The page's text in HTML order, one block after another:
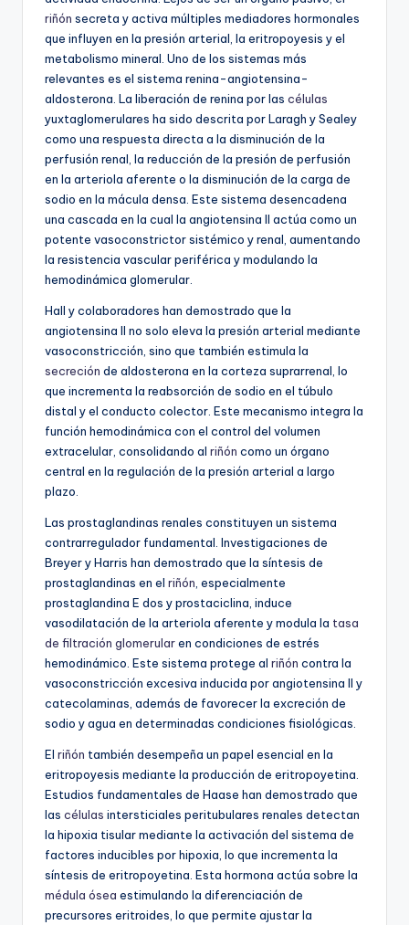
riñón secreta y activa múltiples mediadores hormonales
que influyen en la presión arterial, la eritropoyesis y el
metabolismo mineral. Uno de los sistemas más
relevantes es el sistema renina-angiotensina-
aldosterona. La liberación de renina por las células
yuxtaglomerulares ha sido descrita por Laragh y Sealey
como una respuesta directa a la disminución de la
perfusión renal, la reducción de la presión de perfusión
en la arteriola aferente o la disminución de la carga de
sodio en la mácula densa. Este sistema desencadena
una cascada en la cual la angiotensina II actúa como un
potente vasoconstrictor sistémico y renal, aumentando
la resistencia vascular periférica y modulando la
hemodinámica glomerular.
Hall y colaboradores han demostrado que la
angiotensina II no solo eleva la presión arterial mediante
vasoconstricción, sino que también estimula la
secreción de aldosterona en la corteza suprarrenal, lo
que incrementa la reabsorción de sodio en el túbulo
distal y el conducto colector. Este mecanismo integra la
función hemodinámica con el control del volumen
extracelular, consolidando al riñón como un órgano
central en la regulación de la presión arterial a largo
plazo.
Las prostaglandinas renales constituyen un sistema
contrarregulador fundamental. Investigaciones de
Breyer y Harris han demostrado que la síntesis de
prostaglandinas en el riñón , especialmente
prostaglandina E dos y prostaciclina, induce
vasodilatación de la arteriola aferente y modula la tasa
de filtración glomerularen condiciones de estrés
hemodinámico. Este sistema protege al riñón contra la
vasoconstricción excesiva inducida por angiotensina II y
catecolaminas, además de favorecer la excreción de
sodio y agua en determinadas condiciones fisiológicas.
El riñón también desempeña un papel esencial en la
eritropoyesis mediante la producción de eritropoyetina.
Estudios fundamentales de Haase han demostrado que
las células intersticiales peritubulares renales detectan
la hipoxia tisular mediante la activación del sistema de
factores inducibles por hipoxia, lo que incrementa la
síntesis de eritropoyetina. Esta hormona actúa sobre la
médula ósea estimulando la diferenciación de
precursores eritroides, lo que permite ajustar la